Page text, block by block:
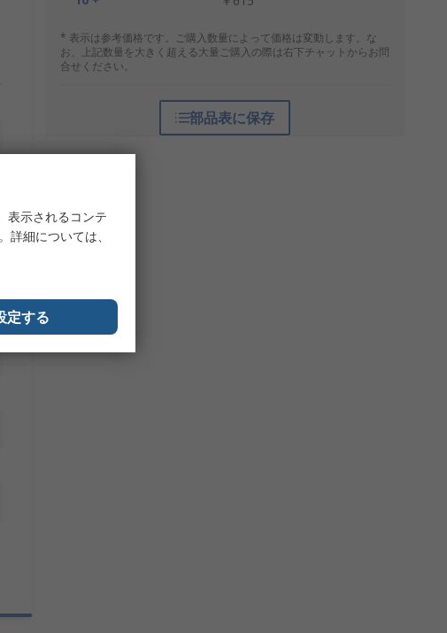
* 表示は参考価格です。ご購入数量によって価格は変動します。な
お、上記数量を大きく超える大量ご購入の際は右下チャットからお問
合せください。
部品表に保存
表示されるコンテ
細については、
定する